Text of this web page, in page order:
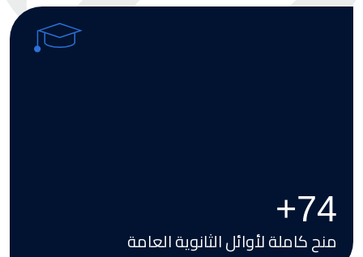
Image
100
منح كاملة لأوائل الثانوية العامة